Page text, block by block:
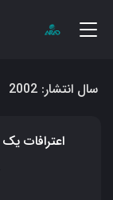
سال انتشار: 2002